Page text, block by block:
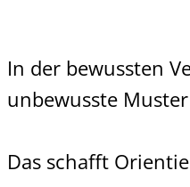
In der bewussten
unbewusste
Das schafft